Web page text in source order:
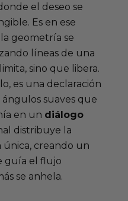
el deseo se
Es en ese
geometría se
líneas de una
sino que libera.
es una declaración
suaves que
en un diálogo
distribuye la
única, creando un
guía el flujo
se anhela.